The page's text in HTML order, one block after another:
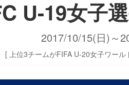
U-19女子
2017/10/15(日)～
[ 上位3チームがFIFA U-20女子ワー